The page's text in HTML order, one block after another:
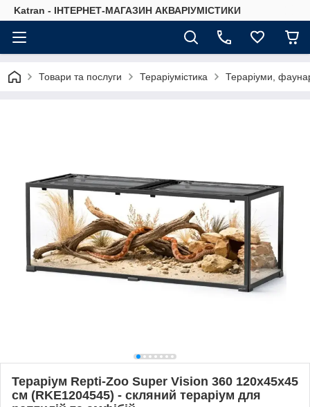
Katran - ІНТЕРНЕТ-МАГАЗИН АКВАРІУМІСТИКИ
Товари та послуги Тераріумістика Тераріуми,
Тераріум Repti-Zoo Super Vision 360 120x45x45
см (RKE1204545) - скляний тераріум для